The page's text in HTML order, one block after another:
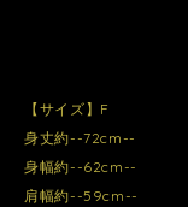
【サイズ】F
身丈約--72cm--
身幅約--62cm--
肩幅約--59cm--